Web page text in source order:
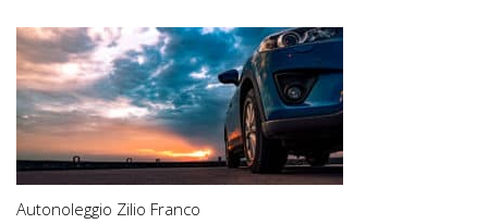
Autonoleggio Zilio Franco